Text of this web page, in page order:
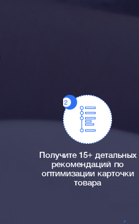
Получите 15+ детальных
рекомендаций по
оптимизации карточки
товара